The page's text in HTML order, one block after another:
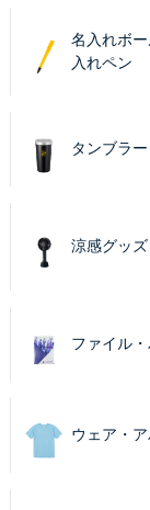
名入れボ
入れペン
タンブラ
涼感グッズ
ファイル
ウェア・